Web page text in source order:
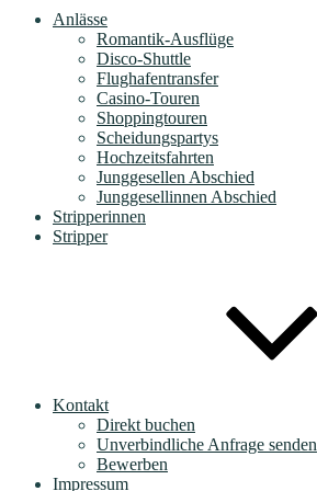
Anlässe
Romantik-Ausflüge
Disco-Shuttle
Flughafentransfer
Casino-Touren
Shoppingtouren
Scheidungspartys
Hochzeitsfahrten
Junggesellen Abschied
Junggesellinnen Abschied
Stripperinnen
Stripper
Kontakt
Direkt buchen
Unverbindliche Anfrage senden
Bewerben
Impressum